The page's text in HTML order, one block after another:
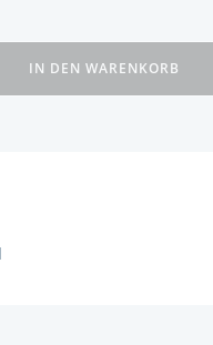
IN DEN WARENKORB